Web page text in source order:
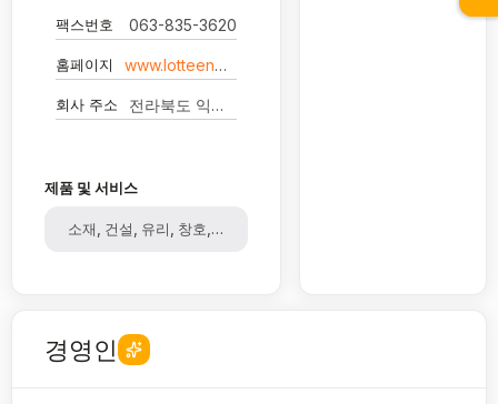
팩스번호 063-835-3620
홈페이지 www.lotteenergymaterials.com
회사 주소 전라북도 익산시 석암로3길 63-25
제품 및 서비스
소재, 건설, 유리, 창호, 음극집전체, ELECFOIL
경영인